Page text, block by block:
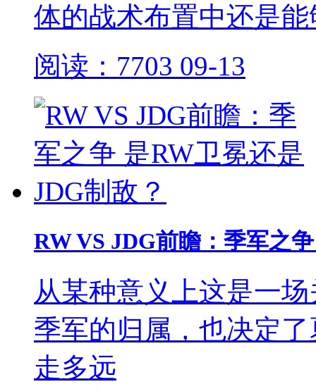
体的战术布置中还是
阅读：7703 09-13
RW VS JDG前瞻：季军之
从某种意义上这是一
季军的归属，也决定
走多远